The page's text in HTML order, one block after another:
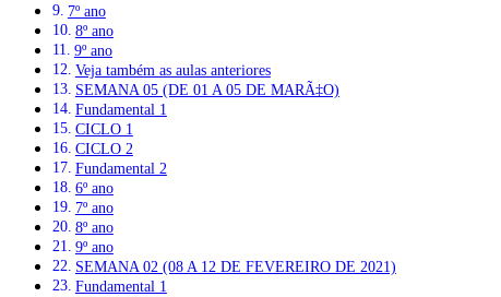
7º ano
8º ano
9º ano
Veja também as aulas anteriores
SEMANA 05 (DE 01 A 05 DE MARÃ‡O)
Fundamental 1
CICLO 1
CICLO 2
Fundamental 2
6º ano
7º ano
8º ano
9º ano
SEMANA 02 (08 A 12 DE FEVEREIRO DE 2021)
Fundamental 1